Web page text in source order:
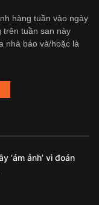
hàng tuần vào ngày
trên tuần san này
nhà báo và/hoặc là
‘ám ảnh’ vì đoán